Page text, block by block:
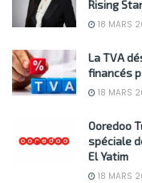
Rising
18 MARS
La TVA
financés
18 MARS
Ooredoo
spéciale
El Yatim
18 MARS